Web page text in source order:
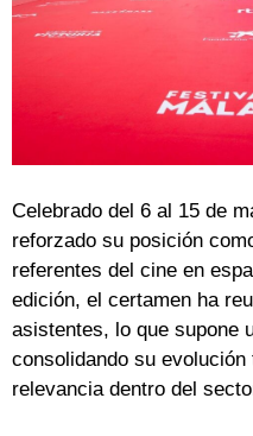
Celebrado del 6 al 15 de
reforzado su posición
referentes del cine en
edición, el certamen ha
asistentes, lo que supone
consolidando su
relevancia dentro del